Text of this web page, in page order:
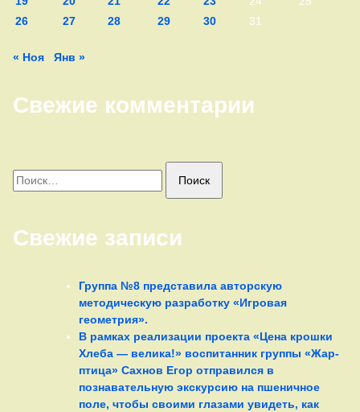
26
27 28 29 30 31
« Ноя Янв »
Свежие комментарии
Найти:
Свежие записи
Группа №8 представила авторскую
методическую разработку «Игровая
геометрия».
В рамках реализации проекта «Цена крошки
Хлеба — велика!» воспитанник группы «Жар-
птица» Сахнов Егор отправился в
познавательную экскурсию на пшеничное
поле, чтобы своими глазами увидеть, как